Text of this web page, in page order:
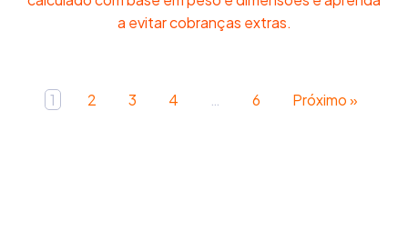
a evitar cobranças extras.
1 2 3 4 … 6 Próximo »